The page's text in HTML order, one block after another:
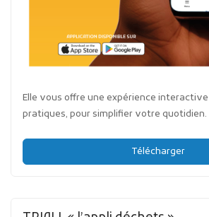
Elle vous offre une expérience
pratiques, pour simplifier votre quotidien.
Télécharger